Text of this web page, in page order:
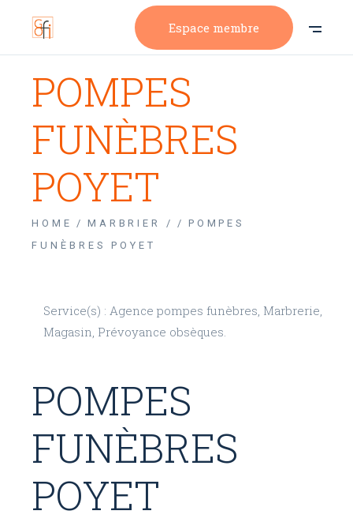
Espace membre
POMPES
FUNÈBRES
POYET
HOME MARBRIER /
POMPES
FUNÈBRES POYET
Service(s) : Agence pompes funèbres, Marbrerie,
Magasin, Prévoyance obsèques.
POMPES
FUNÈBRES
POYET